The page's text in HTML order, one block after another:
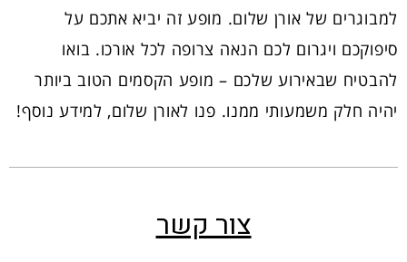
למבוגרים של אורן שלום. מופע זה יביא אתכם על
סיפוקכם ויגרום לכם הנאה צרופה לכל אורכו. בואו
להבטיח שבאירוע שלכם – מופע הקסמים הטוב ביותר
יהיה חלק משמעותי ממנו. פנו לאורן שלום, למידע נוסף!
צור קשר